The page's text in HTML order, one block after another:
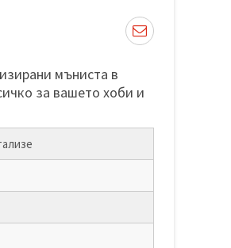
мъниста в
за вашето хоби и